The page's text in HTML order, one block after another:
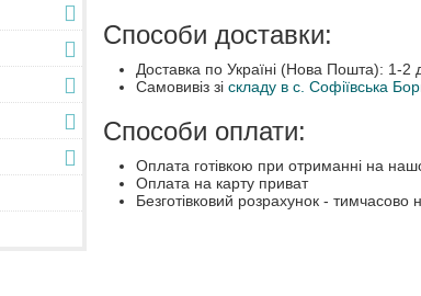
Способи доставки:
Доставка по Україні (Нова Пошта): 1-2
Самовивіз зі складу в с. Софіївська
Способи оплати:
Оплата готівкою при отриманні на
Оплата на карту приват
Безготівковий розрахунок - тимчасово